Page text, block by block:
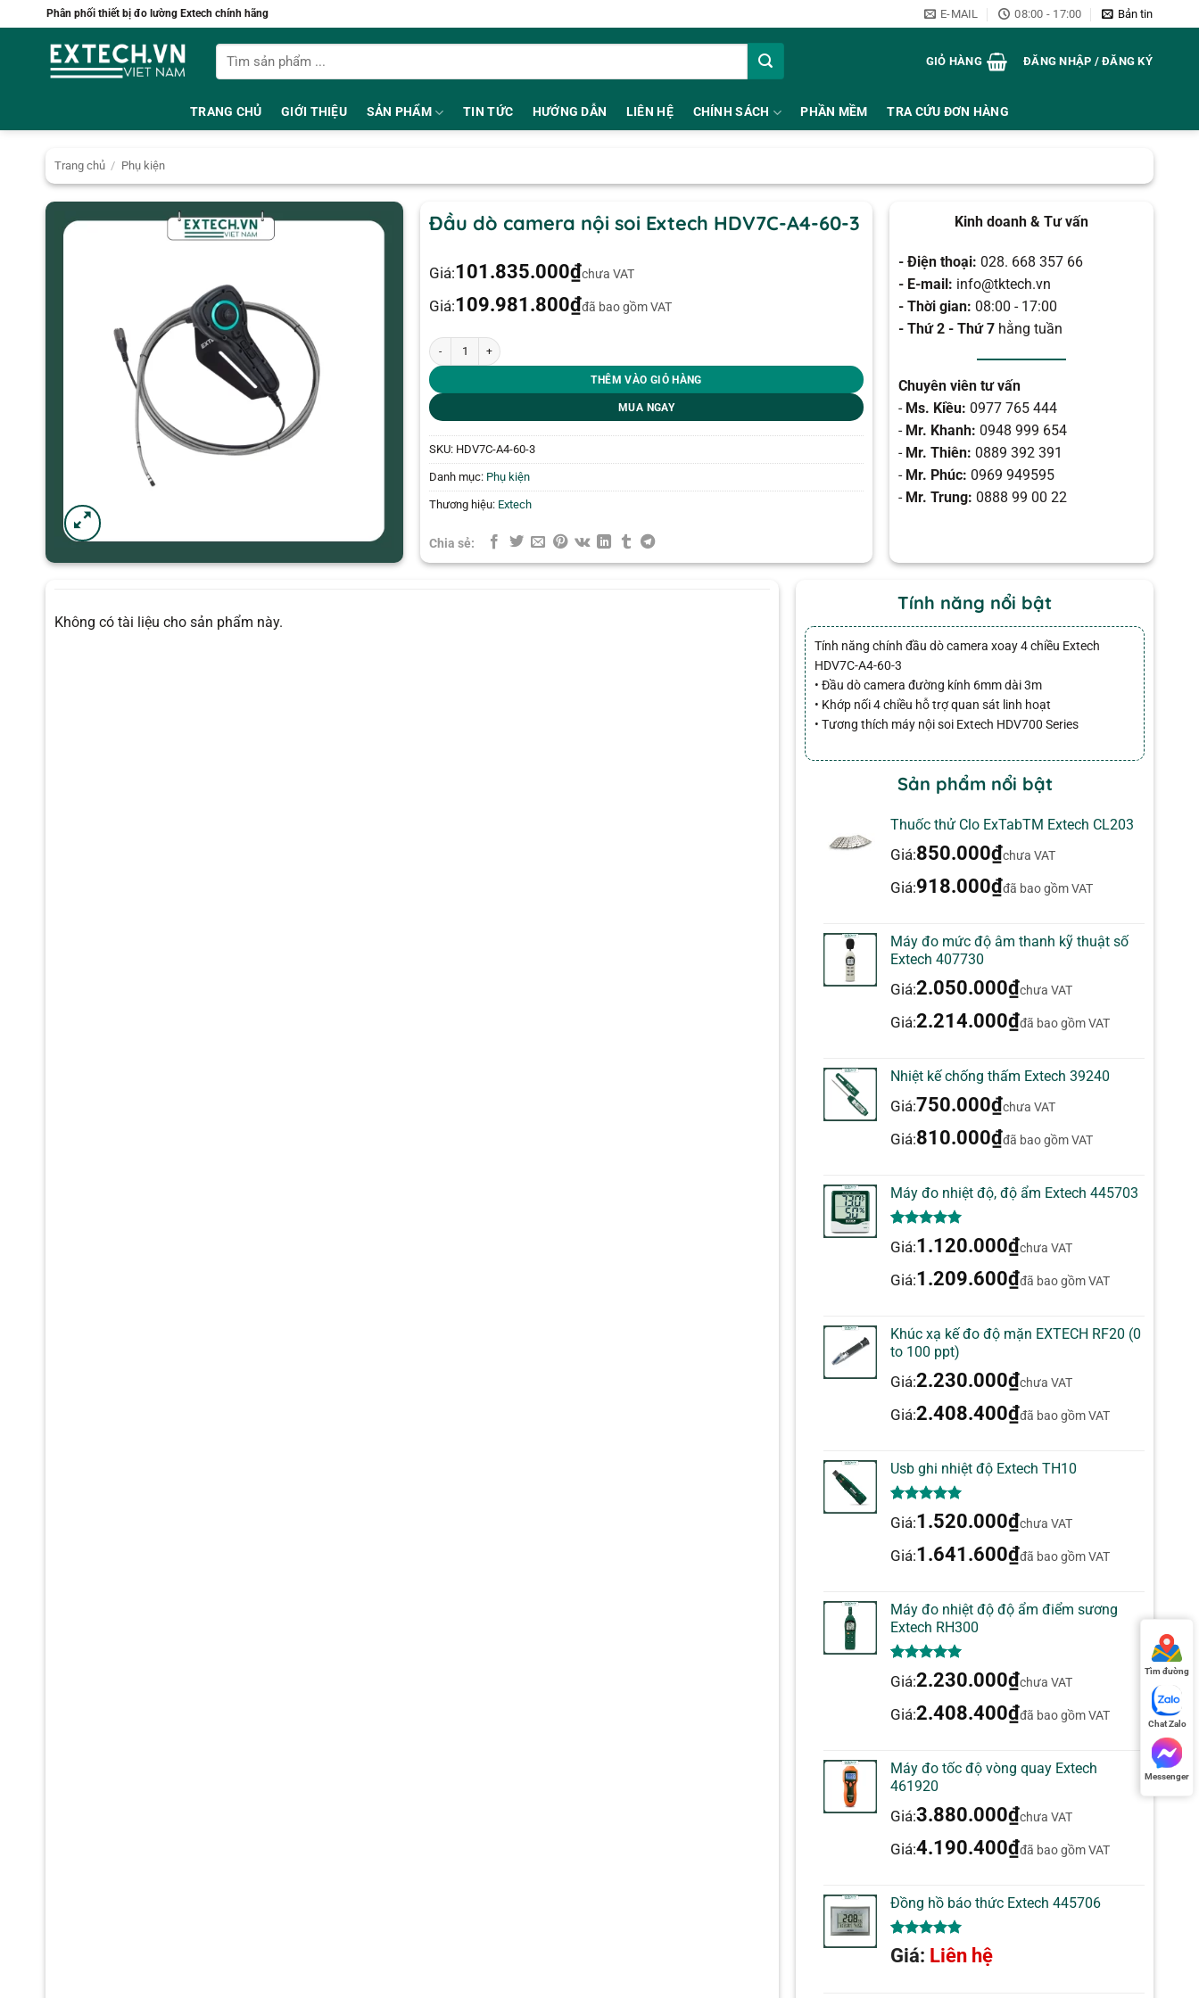
qua
Phân phối thiết bị đo lường Extech chính hãng E-MAIL 08:00 - 17:00 Bản tin
Tìm
kiếm:
GIỎ HÀNG ĐĂNG NHẬP / ĐĂNG KÝ
TRANG CHỦ GIỚI THIỆU SẢN PHẨM TIN TỨC HƯỚNG DẪN LIÊN HỆ CHÍNH SÁCH PHẦN MỀM TRA CỨU ĐƠN HÀNG
Trang chủ / Phụ kiện
Đầu dò camera nội soi Extech HDV7C-A4-60-3
Giá:101.835.000₫chưa VAT
Giá:109.981.800₫đã bao gồm VAT
Đầu dò camera nội soi Extech HDV7C-A4-60-3 số lượng
THÊM VÀO GIỎ HÀNG
MUA NGAY
SKU: HDV7C-A4-60-3
Danh mục: Phụ kiện
Thương hiệu: Extech
Chia sẻ:
Kinh doanh & Tư vấn
- Điện thoại: 028. 668 357 66
- E-mail: info@tktech.vn
- Thời gian: 08:00 - 17:00
- Thứ 2 - Thứ 7 hằng tuần
Chuyên viên tư vấn
- Ms. Kiều: 0977 765 444
- Mr. Khanh: 0948 999 654
- Mr. Thiên: 0889 392 391
- Mr. Phúc: 0969 949595
- Mr. Trung: 0888 99 00 22
Không có tài liệu cho sản phẩm này.
Tính năng nổi bật
Tính năng chính đầu dò camera xoay 4 chiều Extech
HDV7C-A4-60-3
• Đầu dò camera đường kính 6mm dài 3m
• Khớp nối 4 chiều hỗ trợ quan sát linh hoạt
• Tương thích máy nội soi Extech HDV700 Series
Sản phẩm nổi bật
Thuốc thử Clo ExTabTM Extech CL203
Giá:850.000₫chưa VAT
Giá:918.000₫đã bao gồm VAT
Máy đo mức độ âm thanh kỹ thuật số
Extech 407730
Giá:2.050.000₫chưa VAT
Giá:2.214.000₫đã bao gồm VAT
Nhiệt kế chống thấm Extech 39240
Giá:750.000₫chưa VAT
Giá:810.000₫đã bao gồm VAT
Máy đo nhiệt độ, độ ẩm Extech 445703
5.00 trên 5
dựa trên
Giá:1.120.000₫chưa VAT
Giá:1.209.600₫đã bao gồm VAT
Khúc xạ kế đo độ mặn EXTECH RF20 (0
to 100 ppt)
Giá:2.230.000₫chưa VAT
Giá:2.408.400₫đã bao gồm VAT
Usb ghi nhiệt độ Extech TH10
5.00 trên 5
dựa trên
Giá:1.520.000₫chưa VAT
Giá:1.641.600₫đã bao gồm VAT
Máy đo nhiệt độ độ ẩm điểm sương
Extech RH300
5.00 trên 5
dựa trên
Giá:2.230.000₫chưa VAT
Giá:2.408.400₫đã bao gồm VAT
Máy đo tốc độ vòng quay Extech
461920
Giá:3.880.000₫chưa VAT
Giá:4.190.400₫đã bao gồm VAT
Đồng hồ báo thức Extech 445706
5.00trên 5
dựa trên
1
Giá: Liên hệ
Tìm đường
Chat Zalo
Messenger